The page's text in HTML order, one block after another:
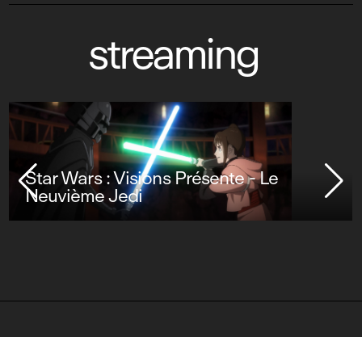
streaming
Star Wars : Visions Présente - Le
Neuvième Jedi